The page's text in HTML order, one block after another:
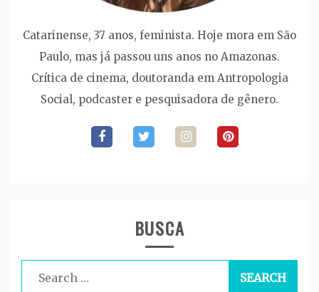
Catarinense, 37 anos, feminista. Hoje mora em São
Paulo, mas já passou uns anos no Amazonas.
Crítica de cinema, doutoranda em Antropologia
Social, podcaster e pesquisadora de gênero.
BUSCA